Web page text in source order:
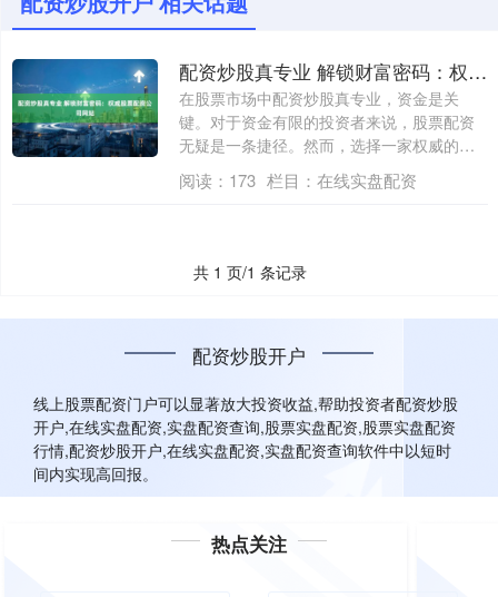
配资炒股真专业 解锁财富密码：权威股票配资公司网站
在股票市场中配资炒股真专业，资金是关
键。对于资金有限的投资者来说，股票配资
无疑是一条捷径。然而，选择一家权威的股
票配资公....
阅读： 173 栏目： 在线实盘配资
共 1 页/1 条记录
配资炒股开户
线上股票配资门户可以显著放大投资收益,帮助投资者配资炒股
开户,在线实盘配资,实盘配资查询,股票实盘配资,股票实盘配资
行情,配资炒股开户,在线实盘配资,实盘配资查询软件中以短时
间内实现高回报。
热点关注